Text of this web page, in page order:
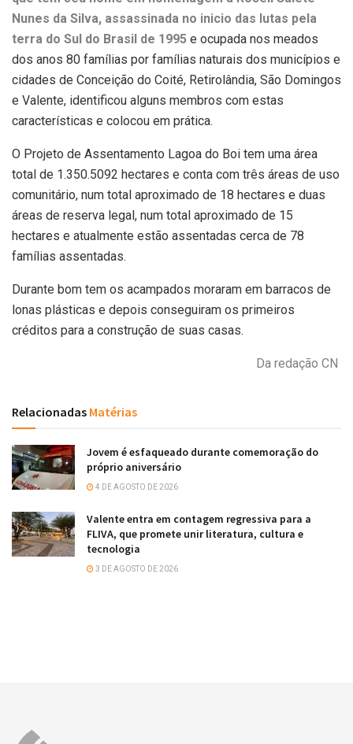
Nunes da Silva, assassinada no inicio das lutas pela
terra do Sul do Brasil de 1995 e ocupada nos meados
dos anos 80 famílias por famílias naturais dos municípios e
cidades de Conceição do Coité, Retirolândia, São Domingos
e Valente, identificou alguns membros com estas
características e colocou em prática.
O Projeto de Assentamento Lagoa do Boi tem uma área
total de 1.350.5092 hectares e conta com três áreas de uso
comunitário, num total aproximado de 18 hectares e duas
áreas de reserva legal, num total aproximado de 15
hectares e atualmente estão assentadas cerca de 78
famílias assentadas.
Durante bom tem os acampados moraram em barracos de
lonas plásticas e depois conseguiram os primeiros
créditos para a construção de suas casas.
Da redação CN
Relacionadas Matérias
Jovem é esfaqueado durante comemoração do
próprio aniversário
4 DE AGOSTO DE 2026
Valente entra em contagem regressiva para a
FLIVA, que promete unir literatura, cultura e
tecnologia
3 DE AGOSTO DE 2026